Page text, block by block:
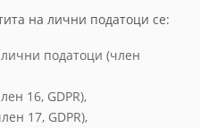
на лични податоци се:
податоци (член
16, GDPR),
17, GDPR),